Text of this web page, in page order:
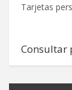
Tarjetas
Consultar